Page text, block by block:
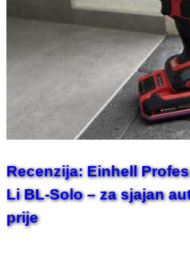
Recenzija: Einhell
Li BL-Solo – za sjajan
prije